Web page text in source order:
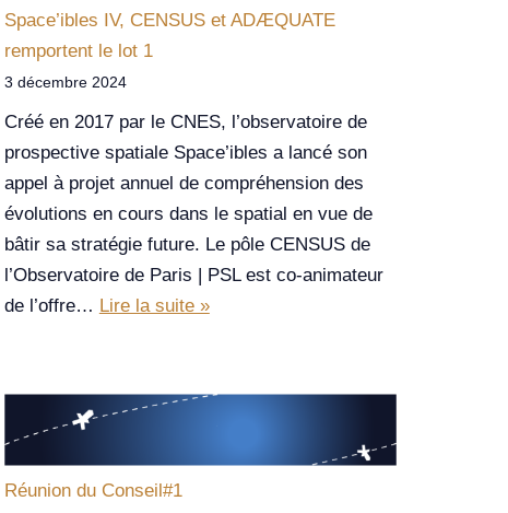
Space’ibles IV, CENSUS et ADÆQUATE
remportent le lot 1
3 décembre 2024
Créé en 2017 par le CNES, l’observatoire de
prospective spatiale Space’ibles a lancé son
appel à projet annuel de compréhension des
évolutions en cours dans le spatial en vue de
bâtir sa stratégie future. Le pôle CENSUS de
l’Observatoire de Paris | PSL est co-animateur
de l’offre… Lire la suite »
Réunion du Conseil#1